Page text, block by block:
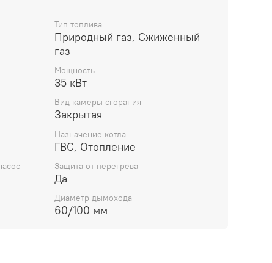
обеспечивает оптимальную работу
в своем классе, что позволяет
использовать котел даже в самых
и повышенная производительность по
и настройка котла. В комплекте с
пульт управления, который можно
месте.
NAVIEN. Все котлы проходят
этапе производства.
Тип топлива
Природный газ, Сжиженный
газ
Мощность
35 кВт
Вид камеры сгорания
Закрытая
Назначение котла
ГВС, Отопление
Защита от перегрева
Да
Диаметр дымохода
60/100 мм